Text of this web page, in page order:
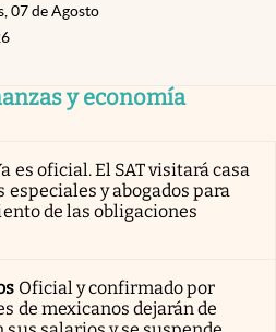
07 de Agosto
y economía
es oficial. El SAT visitará casa
especiales y abogados para
de las obligaciones
Oficial y confirmado por
de mexicanos dejarán de